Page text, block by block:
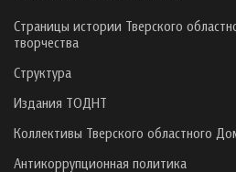
Страницы истории Тверского
творчества
Структура
Издания ТОДНТ
Коллективы Тверского областного
Антикоррупционная политика